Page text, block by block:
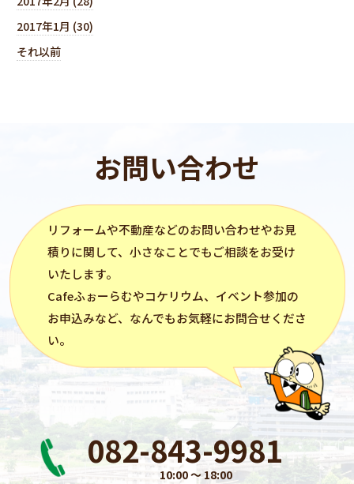
2017年1月 (30)
それ以前
お問い合わせ
リフォームや不動産などのお問い合わせやお見
積りに関して、小さなことでもご相談をお受け
いたします。
Cafeふぉーらむやコケリウム、イベント参加の
お申込みなど、なんでもお気軽にお問合せくださ
い。
082-843-9981
10:00 〜 18:00